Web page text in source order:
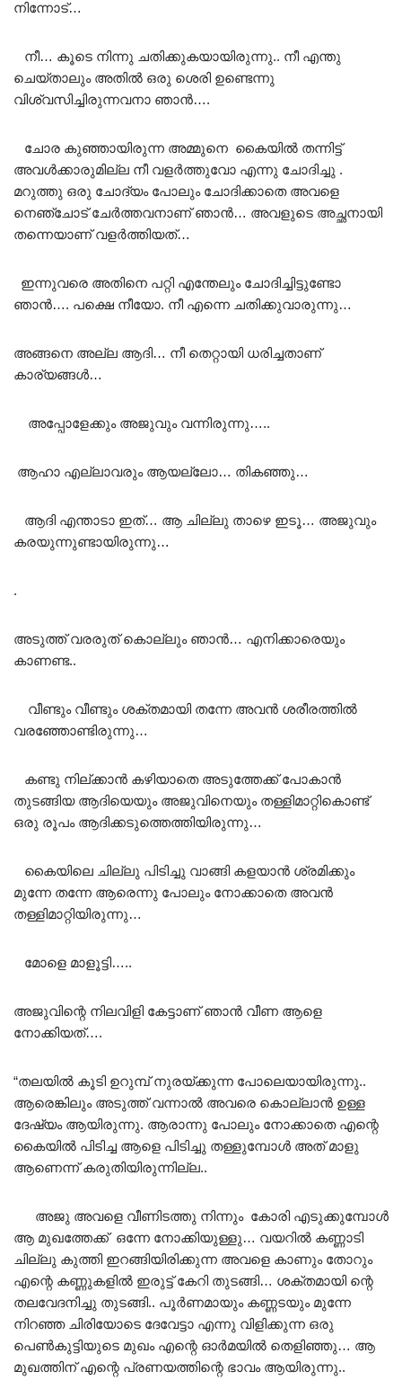
നിന്നോട്…
നീ… കൂടെ നിന്നു ചതിക്കുകയായിരുന്നു.. നീ എന്തു
ചെയ്താലും അതിൽ ഒരു ശെരി ഉണ്ടെന്നു
വിശ്വസിച്ചിരുന്നവനാ ഞാൻ….
ചോര കുഞ്ഞായിരുന്ന അമ്മുനെ കൈയിൽ തന്നിട്ട്
അവൾക്കാരുമില്ല നീ വളർത്തുവോ എന്നു ചോദിച്ചു .
മറുത്തു ഒരു ചോദ്യം പോലും ചോദിക്കാതെ അവളെ
നെഞ്ചോട് ചേർത്തവനാണ് ഞാൻ… അവളുടെ അച്ഛനായി
തന്നെയാണ് വളർത്തിയത്…
ഇന്നുവരെ അതിനെ പറ്റി എന്തേലും ചോദിച്ചിട്ടുണ്ടോ
ഞാൻ…. പക്ഷെ നീയോ. നീ എന്നെ ചതിക്കുവാരുന്നു…
അങ്ങനെ അല്ല ആദി… നീ തെറ്റായി ധരിച്ചതാണ്
കാര്യങ്ങൾ…
അപ്പോളേക്കും അജുവും വന്നിരുന്നു…..
ആഹാ എല്ലാവരും ആയല്ലോ… തികഞ്ഞു…
ആദി എന്താടാ ഇത്… ആ ചില്ലു താഴെ ഇടൂ… അജുവും
കരയുന്നുണ്ടായിരുന്നു…
.
അടുത്ത് വരരുത് കൊല്ലും ഞാൻ… എനിക്കാരെയും
കാണണ്ട..
വീണ്ടും വീണ്ടും ശക്തമായി തന്നേ അവൻ ശരീരത്തിൽ
വരഞ്ഞോണ്ടിരുന്നു…
കണ്ടു നില്ക്കാൻ കഴിയാതെ അടുത്തേക്ക് പോകാൻ
തുടങ്ങിയ ആദിയെയും അജുവിനെയും തള്ളിമാറ്റികൊണ്ട്
ഒരു രൂപം ആദിക്കടുത്തെത്തിയിരുന്നു…
കൈയിലെ ചില്ലു പിടിച്ചു വാങ്ങി കളയാൻ ശ്രമിക്കും
മുന്നേ തന്നേ ആരെന്നു പോലും നോക്കാതെ അവൻ
തള്ളിമാറ്റിയിരുന്നു…
മോളെ മാളൂട്ടി…..
അജുവിന്റെ നിലവിളി കേട്ടാണ് ഞാൻ വീണ ആളെ
നോക്കിയത്….
“തലയിൽ കൂടി ഉറുമ്പ് നുരയ്ക്കുന്ന പോലെയായിരുന്നു..
ആരെങ്കിലും അടുത്ത് വന്നാൽ അവരെ കൊല്ലാൻ ഉള്ള
ദേഷ്യം ആയിരുന്നു. ആരാന്നു പോലും നോക്കാതെ എന്റെ
കൈയിൽ പിടിച്ച ആളെ പിടിച്ചു തള്ളുമ്പോൾ അത് മാളു
ആണെന്ന് കരുതിയിരുന്നില്ല..
അജു അവളെ വീണിടത്തു നിന്നും കോരി എടുക്കുമ്പോൾ
ആ മുഖത്തേക്ക് ഒന്നേ നോക്കിയുള്ളു… വയറിൽ കണ്ണാടി
ചില്ലു കുത്തി ഇറങ്ങിയിരിക്കുന്ന അവളെ കാണും തോറും
എന്റെ കണ്ണുകളിൽ ഇരുട്ട് കേറി തുടങ്ങി… ശക്തമായി ന്റെ
തലവേദനിച്ചു തുടങ്ങി.. പൂർണമായും കണ്ണടയും മുന്നേ
നിറഞ്ഞ ചിരിയോടെ ദേവേട്ടാ എന്നു വിളിക്കുന്ന ഒരു
പെൺകുട്ടിയുടെ മുഖം എന്റെ ഓർമയിൽ തെളിഞ്ഞു… ആ
മുഖത്തിന്‌ എന്റെ പ്രണയത്തിന്റെ ഭാവം ആയിരുന്നു..